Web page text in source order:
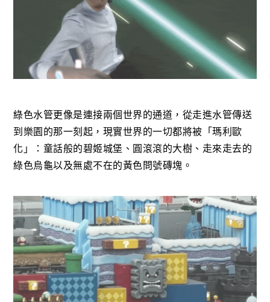
綠色水管更像是連接兩個世界的通道，從走進水管傳送
到樂園的那一刻起，現實世界的一切都將被「瑪利歐
化」：童話般的碧姬城堡、圓滾滾的大樹、走來走去的
綠色烏龜以及無處不在的黃色問號磚塊。